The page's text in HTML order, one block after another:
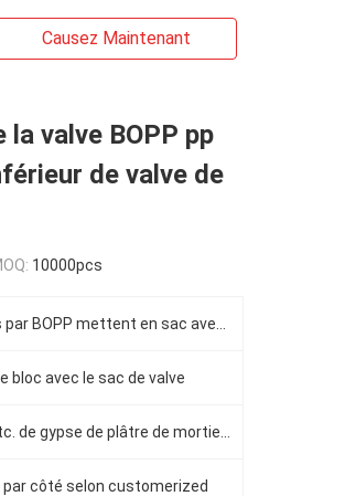
Causez Maintenant
valve BOPP pp
de valve de
10000pcs
bloc avec le sac de valve
par côté selon customerized